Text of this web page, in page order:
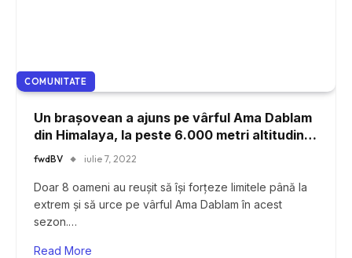
COMUNITATE
Un brașovean a ajuns pe vârful Ama Dablam
din Himalaya, la peste 6.000 metri altitudine,
chiar în noaptea de Înviere
fwdBV iulie 7, 2022
Doar 8 oameni au reușit să își forțeze limitele până la
extrem și să urce pe vârful Ama Dablam în acest
sezon.…
Read More